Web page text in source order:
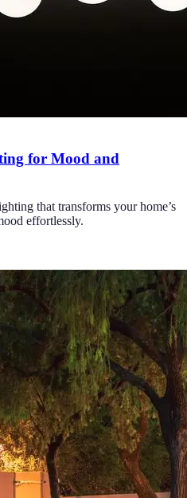
for Mood and
that transforms your home’s
effortlessly.